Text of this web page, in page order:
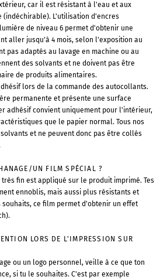
car il est résistant à l'eau et aux
(indéchirable). L'utilisation d'encres
de niveau 6 permet d'obtenir une
aller jusqu'à 4 mois, selon l'exposition au
pas adaptés au lavage en machine ou au
des solvants et ne doivent pas être
de produits alimentaires.
lors de la commande des autocollants.
permanente et présente une surface
adhésif convient uniquement pour l'intérieur,
que le papier normal. Tous nos
et ne peuvent donc pas être collés
UN FILM SPÉCIAL ?
fin est appliqué sur le produit imprimé. Tes
ennoblis, mais aussi plus résistants et
ce film permet d'obtenir un effet
LORS DE L'IMPRESSION SUR
ou un logo personnel, veille à ce que ton
si tu le souhaites. C'est par exemple